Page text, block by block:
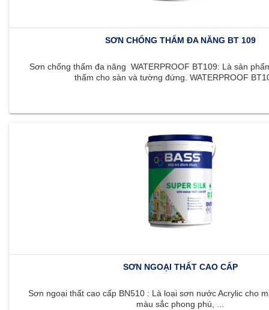
SƠN CHỐNG THẤM ĐA NĂNG BT 109
Sơn chống thấm đa năng WATERPROOF BT109: Là sản
thấm cho sàn và tường đứng. WATERPROOF
SƠN NGOẠI THẤT CAO CẤP
Sơn ngoại thất cao cấp BN510 : Là loại sơn nước Acrylic cho
màu sắc phong phú, ...